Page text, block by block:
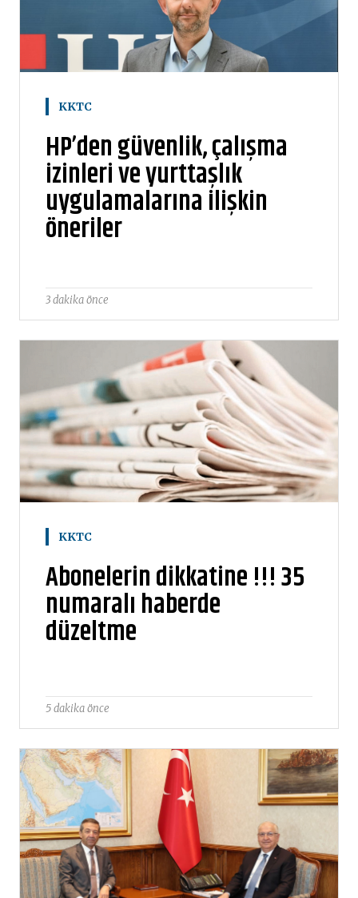
KKTC
HP’den güvenlik, çalışma
izinleri ve yurttaşlık
uygulamalarına ilişkin
öneriler
3 dakika önce
KKTC
Abonelerin dikkatine !!! 35
numaralı haberde
düzeltme
5 dakika önce